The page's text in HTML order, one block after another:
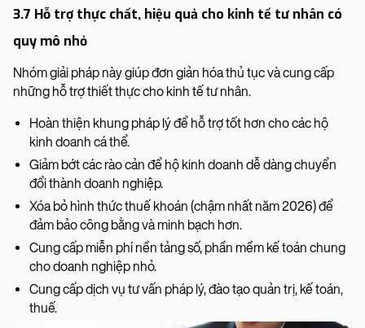
3.7 Hỗ trợ thực chất, hiệu quả cho kinh tế tư nhân có
quy mô nhỏ
Nhóm giải pháp này giúp đơn giản hóa thủ tục và cung cấp
những hỗ trợ thiết thực cho kinh tế tư nhân.
Hoàn thiện khung pháp lý để hỗ trợ tốt hơn cho các hộ
kinh doanh cá thể.
Giảm bớt các rào cản để hộ kinh doanh dễ dàng chuyển
đổi thành doanh nghiệp.
Xóa bỏ hình thức thuế khoán (chậm nhất năm 2026) để
đảm bảo công bằng và minh bạch hơn.
Cung cấp miễn phí nền tảng số, phần mềm kế toán chung
cho doanh nghiệp nhỏ.
Cung cấp dịch vụ tư vấn pháp lý, đào tạo quản trị, kế toán,
thuế.